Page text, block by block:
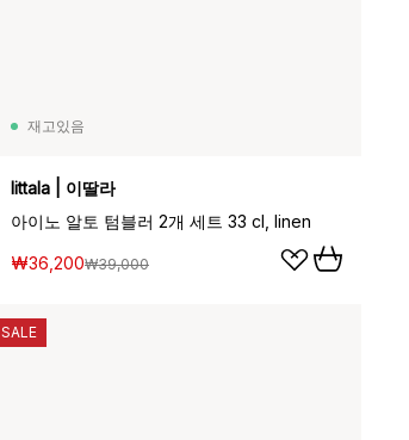
재고있음
Iittala | 이딸라
아이노 알토 텀블러 2개 세트 33 cl, linen
₩36,200₩39,000
SALE